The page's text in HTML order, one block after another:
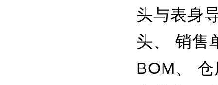
头与表身
头、 销售
BOM、